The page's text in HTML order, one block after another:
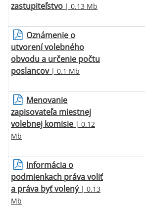
zastupiteľstvo | 0.13 Mb
Oznámenie o
utvorení volebného
obvodu a určenie počtu
poslancov| 0.1 Mb
Menovanie
zapisovateľa miestnej
volebnej komisie | 0.12
Mb
Informácia o
podmienkach práva voliť
a práva byť volený| 0.13
Mb